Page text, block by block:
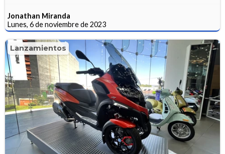
Jonathan Miranda
Lunes, 6 de noviembre de 2023
Lanzamientos